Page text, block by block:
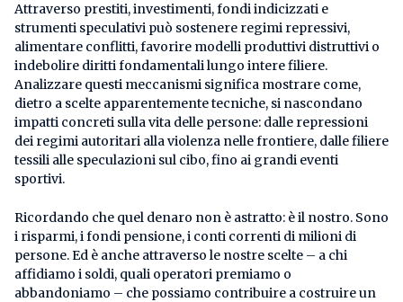
Attraverso prestiti, investimenti, fondi indicizzati e
strumenti speculativi può sostenere regimi repressivi,
alimentare conflitti, favorire modelli produttivi distruttivi o
indebolire diritti fondamentali lungo intere filiere.
Analizzare questi meccanismi significa mostrare come,
dietro a scelte apparentemente tecniche, si nascondano
impatti concreti sulla vita delle persone: dalle repressioni
dei regimi autoritari alla violenza nelle frontiere, dalle filiere
tessili alle speculazioni sul cibo, fino ai grandi eventi
sportivi.
Ricordando che quel denaro non è astratto: è il nostro. Sono
i risparmi, i fondi pensione, i conti correnti di milioni di
persone. Ed è anche attraverso le nostre scelte – a chi
affidiamo i soldi, quali operatori premiamo o
abbandoniamo – che possiamo contribuire a costruire un